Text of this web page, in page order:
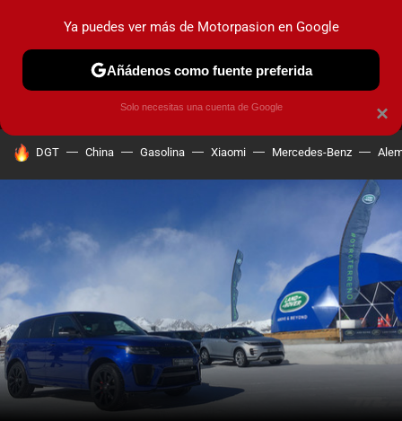
MENÚ NUEVO
COCHES ELÉCTRICOS OBSERVATORIO
HOY SE HABLA DE
DGT China Gasolina Xiaomi Mercedes-Benz
×
Ya puedes ver más de Motorpasion en Google
Añádenos como fuente preferida
Solo necesitas una cuenta de Google